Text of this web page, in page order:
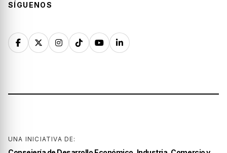
SÍGUENOS
UNA INICIATIVA DE: